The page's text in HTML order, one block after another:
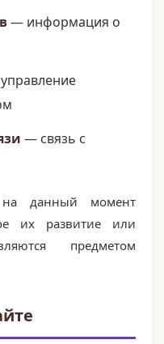
— информация о
— связь с
данный момент
их развитие или
предметом